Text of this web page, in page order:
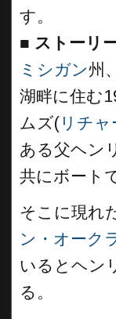
す。
■ ストーリ
ミシガン州
湖畔に住む
ムズ( リチ
ある父ヘン
共にボート
そこに現れ
ン・オーク
いるとヘン
る。